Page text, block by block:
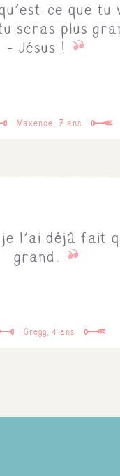
ce que tu
seras plus
- Jésus !
Maxence, 7 ans
je l'ai déjà fait
grand.
Gregg, 4 ans